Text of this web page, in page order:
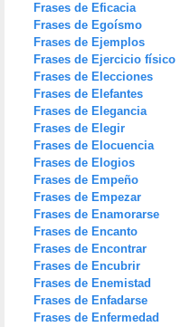
Frases de Eficacia
Frases de Egoísmo
Frases de Ejemplos
Frases de Ejercicio físico
Frases de Elecciones
Frases de Elefantes
Frases de Elegancia
Frases de Elegir
Frases de Elocuencia
Frases de Elogios
Frases de Empeño
Frases de Empezar
Frases de Enamorarse
Frases de Encanto
Frases de Encontrar
Frases de Encubrir
Frases de Enemistad
Frases de Enfadarse
Frases de Enfermedad